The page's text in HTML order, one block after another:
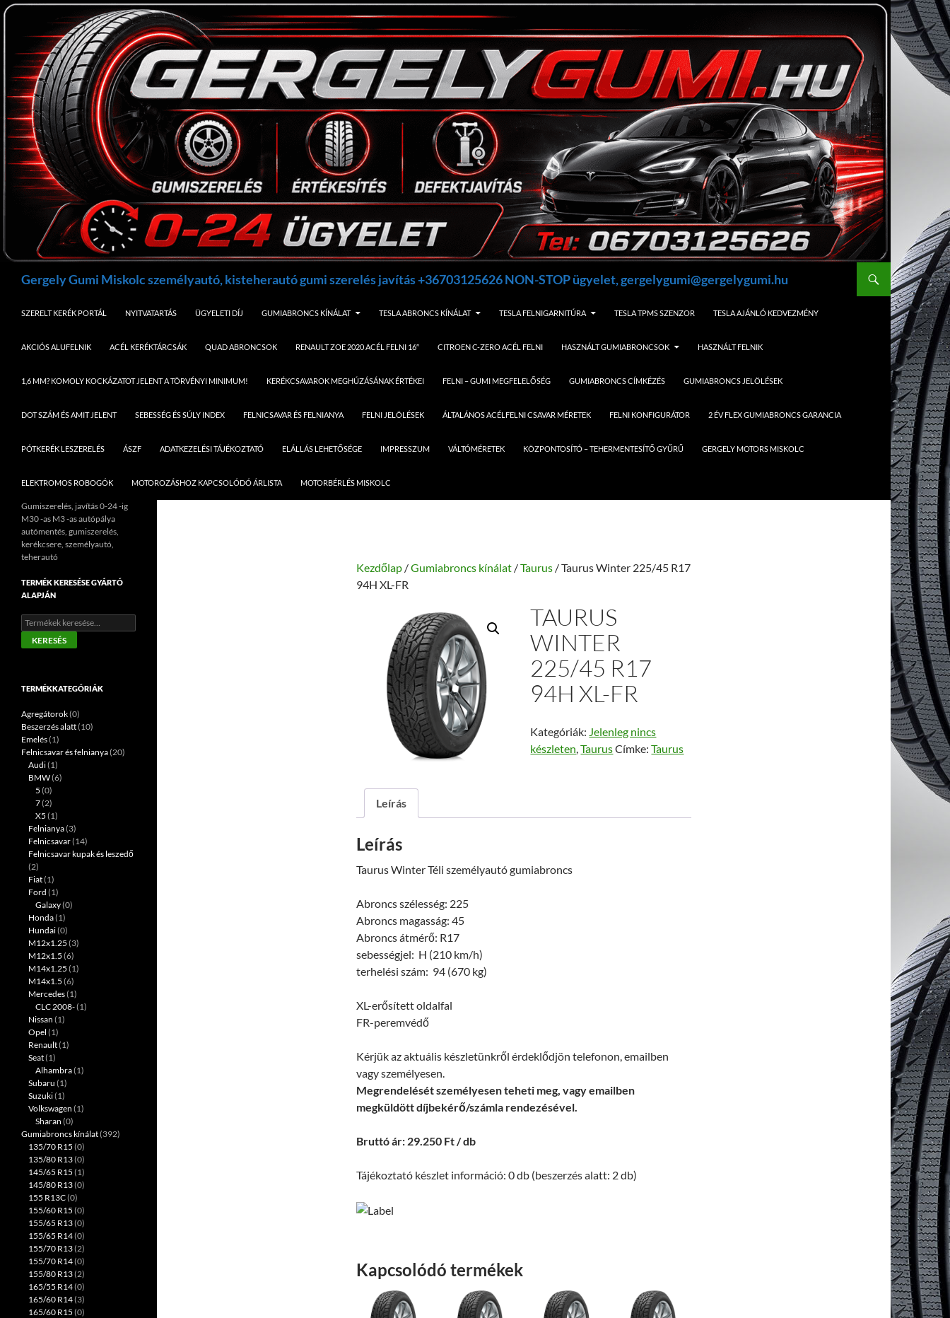
Kilépés
tartalomba
Gergely Gumi Miskolc személyautó, kisteherautó gumi szerelés javítás +36703125626 NON-STOP ügyelet, gergelygumi@gergelygumi.hu
SZERELT KERÉK PORTÁL NYITVATARTÁS ÜGYELETI DÍJ GUMIABRONCS KÍNÁLAT TESLA ABRONCS KÍNÁLAT TESLA FELNIGARNITÚRA TESLA TPMS SZENZOR TESLA AJÁNLÓ KEDVEZMÉNY
AKCIÓS ALUFELNIK ACÉL KERÉKTÁRCSÁK QUAD ABRONCSOK RENAULT ZOE 2020 ACÉL FELNI 16″ CITROEN C-ZERO ACÉL FELNI HASZNÁLT GUMIABRONCSOK HASZNÁLT FELNIK
1,6 MM? KOMOLY KOCKÁZATOT JELENT A TÖRVÉNYI MINIMUM! KERÉKCSAVAROK MEGHÚZÁSÁNAK ÉRTÉKEI FELNI – GUMI MEGFELELŐSÉG GUMIABRONCS CÍMKÉZÉS GUMIABRONCS JELÖLÉSEK
DOT SZÁM ÉS AMIT JELENT SEBESSÉG ÉS SÚLY INDEX FELNICSAVAR ÉS FELNIANYA FELNI JELÖLÉSEK ÁLTALÁNOS ACÉLFELNI CSAVAR MÉRETEK FELNI KONFIGURÁTOR 2 ÉV FLEX GUMIABRONCS GARANCIA
PÓTKERÉK LESZERELÉS ÁSZF ADATKEZELÉSI TÁJÉKOZTATÓ ELÁLLÁS LEHETŐSÉGE IMPRESSZUM VÁLTÓMÉRETEK KÖZPONTOSÍTÓ – TEHERMENTESÍTŐ GYŰRŰ GERGELY MOTORS MISKOLC
ELEKTROMOS ROBOGÓK MOTOROZÁSHOZ KAPCSOLÓDÓ ÁRLISTA MOTORBÉRLÉS MISKOLC
Kezdőlap /Gumiabroncs kínálat /Taurus / Taurus Winter 225/45 R17
94H XL-FR
TAURUS
WINTER
225/45 R17
94H XL-FR
Kategóriák: Jelenleg nincs
készleten,TaurusCímke:Taurus
Leírás
Leírás
Taurus Winter Téli személyautó gumiabroncs
Abroncs szélesség: 225
Abroncs magasság: 45
Abroncs átmérő: R17
sebességjel: H (210 km/h)
terhelési szám: 94 (670 kg)
XL-erősített oldalfal
FR-peremvédő
Kérjük az aktuális készletünkről érdeklődjön telefonon, emailben
vagy személyesen.
Megrendelését személyesen teheti meg, vagy emailben
megküldött díjbekérő/számla rendezésével.
Bruttó ár: 29.250 Ft / db
Tájékoztató készlet információ: 0 db (beszerzés alatt: 2 db)
Kapcsolódó termékek
Gumiszerelés, javítás 0-24 -ig
M30 -as M3 -as autópálya
autómentés, gumiszerelés,
kerékcsere, személyautó,
teherautó
TERMÉK KERESÉSE GYÁRTÓ
ALAPJÁN
Keresés
a
következőre:
KERESÉS
TERMÉKKATEGÓRIÁK
Agregátorok(0)
Beszerzés alatt(10)
Emelés(1)
Felnicsavar és felnianya(20)
Audi(1)
BMW(6)
5 (0)
7(2)
X5 (1)
Felnianya(3)
Felnicsavar(14)
Felnicsavar kupak és leszedő
(2)
Fiat(1)
Ford (1)
Galaxy(0)
Honda(1)
Hundai(0)
M12x1.25 (3)
M12x1.5 (6)
M14x1.25 (1)
M14x1.5 (6)
Mercedes(1)
CLC 2008-(1)
Nissan (1)
Opel (1)
Renault(1)
Seat(1)
Alhambra(1)
Subaru (1)
Suzuki(1)
Volkswagen (1)
Sharan (0)
Gumiabroncs kínálat(392)
135/70 R15 (0)
135/80 R13(0)
145/65 R15 (1)
145/80 R13(0)
155 R13C(0)
155/60 R15 (0)
155/65 R13(0)
155/65 R14(0)
155/70 R13(2)
155/70 R14(0)
155/80 R13(2)
165/55 R14(0)
165/60 R14(3)
165/60 R15 (0)